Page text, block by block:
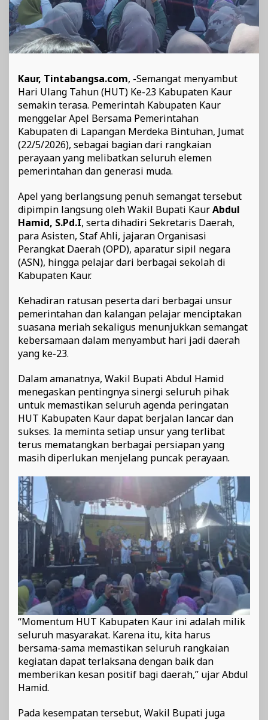
Kaur, Tintabangsa.com, -Semangat menyambut
Hari Ulang Tahun (HUT) Ke-23 Kabupaten Kaur
semakin terasa. Pemerintah Kabupaten Kaur
menggelar Apel Bersama Pemerintahan
Kabupaten di Lapangan Merdeka Bintuhan, Jumat
(22/5/2026), sebagai bagian dari rangkaian
perayaan yang melibatkan seluruh elemen
pemerintahan dan generasi muda.
Apel yang berlangsung penuh semangat tersebut
dipimpin langsung oleh Wakil Bupati KaurAbdul
Hamid, S.Pd.I, serta dihadiri Sekretaris Daerah,
para Asisten, Staf Ahli, jajaran Organisasi
Perangkat Daerah (OPD), aparatur sipil negara
(ASN), hingga pelajar dari berbagai sekolah di
Kabupaten Kaur.
Kehadiran ratusan peserta dari berbagai unsur
pemerintahan dan kalangan pelajar menciptakan
suasana meriah sekaligus menunjukkan semangat
kebersamaan dalam menyambut hari jadi daerah
yang ke-23.
Dalam amanatnya, Wakil Bupati Abdul Hamid
menegaskan pentingnya sinergi seluruh pihak
untuk memastikan seluruh agenda peringatan
HUT Kabupaten Kaur dapat berjalan lancar dan
sukses. Ia meminta setiap unsur yang terlibat
terus mematangkan berbagai persiapan yang
masih diperlukan menjelang puncak perayaan.
“Momentum HUT Kabupaten Kaur ini adalah milik
seluruh masyarakat. Karena itu, kita harus
bersama-sama memastikan seluruh rangkaian
kegiatan dapat terlaksana dengan baik dan
memberikan kesan positif bagi daerah,” ujar Abdul
Hamid.
Pada kesempatan tersebut, Wakil Bupati juga